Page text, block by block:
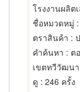
โรงงานผลิต
ชื่อหมวดหมู่ :
ตราสินค้า :
คำค้นหา : ต
เขตทวีวัฒนา
ดู : 246 ครั้ง